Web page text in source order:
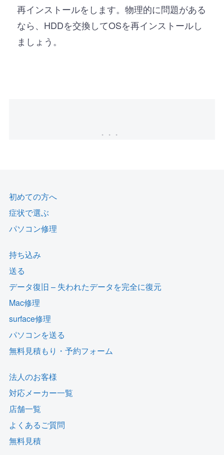
再インストールをします。物理的に問題がある
なら、HDDを交換してOSを再インストールし
ましょう。
初めての方へ
症状で選ぶ
パソコン修理
持ち込み
送る
データ復旧 – 失われたデータを完全に復元
Mac修理
surface修理
パソコンを送る
無料見積もり・予約フォーム
法人のお客様
対応メーカー一覧
店舗一覧
よくあるご質問
無料見積